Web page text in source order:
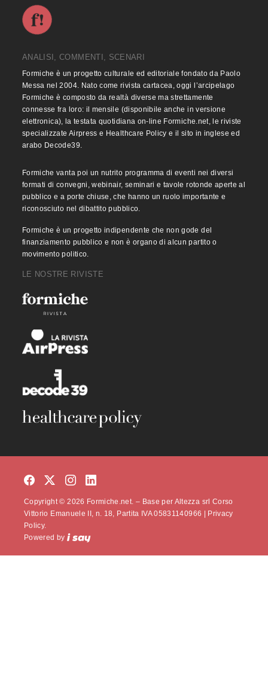
ANALISI, COMMENTI, SCENARI
Formiche è un progetto culturale ed editoriale fondato da Paolo
Messa nel 2004. Nato come rivista cartacea, oggi l’arcipelago
Formiche è composto da realtà diverse ma strettamente
connesse fra loro: il mensile (disponibile anche in versione
elettronica), la testata quotidiana on-line Formiche.net, le riviste
specializzate Airpress e Healthcare Policy e il sito in inglese ed
arabo Decode39.
Formiche vanta poi un nutrito programma di eventi nei diversi
formati di convegni, webinair, seminari e tavole rotonde aperte al
pubblico e a porte chiuse, che hanno un ruolo importante e
riconosciuto nel dibattito pubblico.
Formiche è un progetto indipendente che non gode del
finanziamento pubblico e non è organo di alcun partito o
movimento politico.
LE NOSTRE RIVISTE
Copyright © 2026 Formiche.net. – Base per Altezza srl Corso
Vittorio Emanuele II, n. 18, Partita IVA 05831140966 | Privacy
Policy.
Powered by